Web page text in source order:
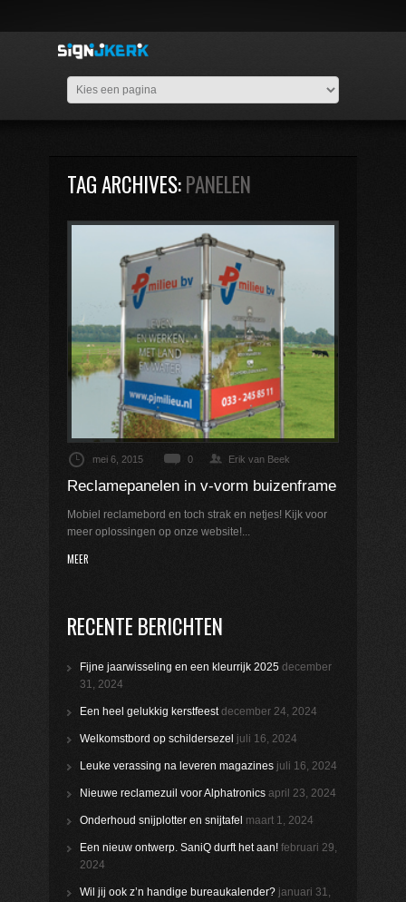
TAG ARCHIVES:PANELEN
mei 6, 2015 0 Erik van Beek
Reclamepanelen in v-vorm buizenframe
Mobiel reclamebord en toch strak en netjes! Kijk voor
meer oplossingen op onze website!...
MEER
RECENTE BERICHTEN
Fijne jaarwisseling en een kleurrijk 2025 december
31, 2024
Een heel gelukkig kerstfeest december 24, 2024
Welkomstbord op schildersezel juli 16, 2024
Leuke verassing na leveren magazines juli 16, 2024
Nieuwe reclamezuil voor Alphatronics april 23, 2024
Onderhoud snijplotter en snijtafel maart 1, 2024
Een nieuw ontwerp. SaniQ durft het aan! februari 29,
2024
Wil jij ook z’n handige bureaukalender? januari 31,